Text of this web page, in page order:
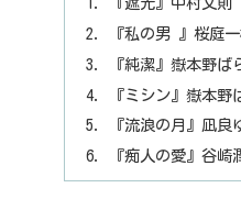
『私の男 』桜庭
『純潔』嶽本野
『ミシン』嶽本
『流浪の月』凪
『痴人の愛』谷崎